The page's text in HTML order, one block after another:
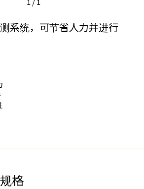
系统，可节省人力并进行
格